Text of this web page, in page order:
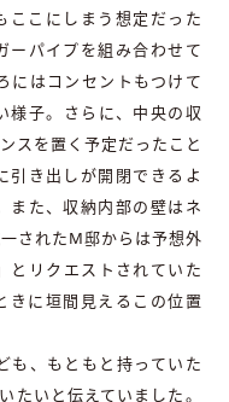
ここにしまう想定だった
ーパイプを組み合わせて
にはコンセントもつけて
様子。さらに、中央の収
スを置く予定だったこと
引き出しが開閉できるよ
また、収納内部の壁はネ
されたM邸からは予想外
とリクエストされていた
きに垣間見えるこの位置
も、もともと持っていた
たいと伝えていました。